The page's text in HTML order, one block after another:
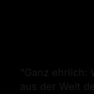
“Ganz ehrlich:
aus der Welt